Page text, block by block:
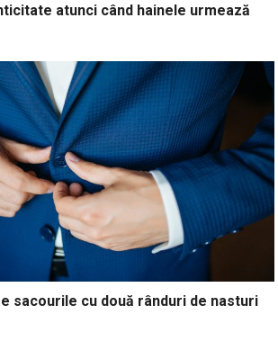
atunci când hainele urmează
sacourile cu două rânduri de nasturi